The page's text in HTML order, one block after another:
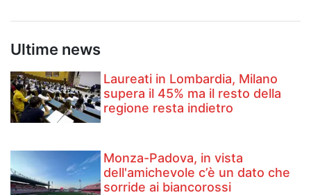
Ultime news
Laureati in Lombardia, Milano
supera il 45% ma il resto della
regione resta indietro
Monza-Padova, in vista
dell'amichevole c’è un dato che
sorride ai biancorossi